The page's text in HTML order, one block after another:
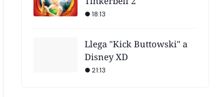
18:13
Llega "Kick Buttowski" a
Disney XD
21:13